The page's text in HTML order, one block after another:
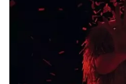
വിജയകഥകളും
പ്രവാസലോകത്തിന്റെ
അനുഭവിക്കാൻ